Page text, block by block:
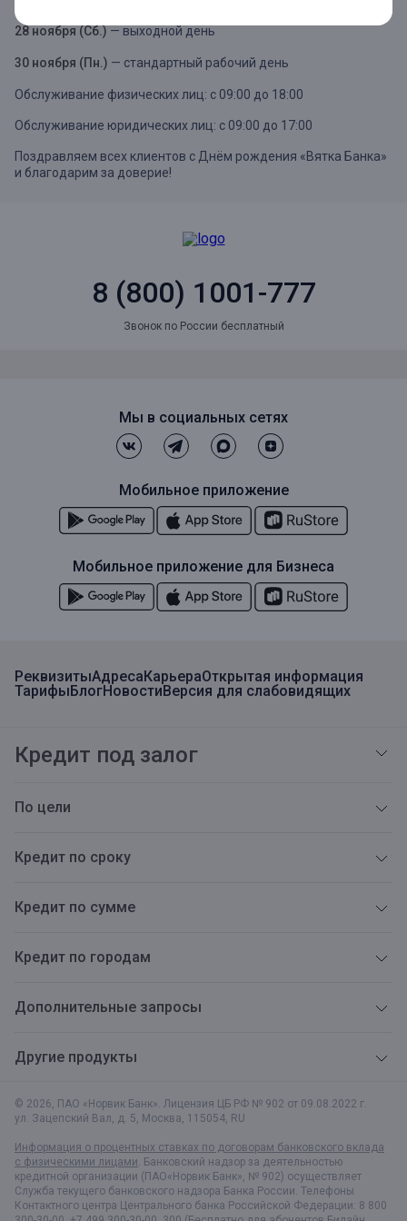
28 ноября (Сб.) — выходной день
30 ноября (Пн.) — стандартный рабочий день
Обслуживание физических лиц: с 09:00 до 18:00
Обслуживание юридических лиц: с 09:00 до 17:00
Поздравляем всех клиентов с Днём рождения «Вятка Банка»
и благодарим за доверие!
8 (800) 1001-777
Звонок по России бесплатный
© 2026, ПАО «Норвик Банк». Лицензия ЦБ РФ № 902 от 09.08.2022 г.
ул. Зацепский Вал, д. 5, Москва, 115054, RU
Информация о процентных ставках по договорам банковского вклада
с физическими лицами. Банковский надзор за деятельностью
кредитной организации (ПАО«Норвик Банк», № 902) осуществляет
Служба текущего банковского надзора Банка России. Телефоны
Контактного центра Центрального банка Российской Федерации: 8 800
РеквизитыАдресаКарьераОткрытая информация
ТарифыБлогНовостиВерсия для слабовидящих
Кредит под залог
По цели
Кредит по сроку
Кредит по сумме
Кредит по городам
Дополнительные запросы
Другие продукты
Мы в социальных сетях
Мобильное приложение
Мобильное приложение для Бизнеса